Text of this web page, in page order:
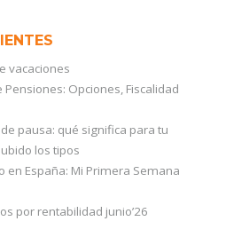
vacaciones
Pensiones: Opciones, Fiscalidad
de pausa: qué significa para tu
los tipos
en España: Mi Primera Semana
por rentabilidad junio’26